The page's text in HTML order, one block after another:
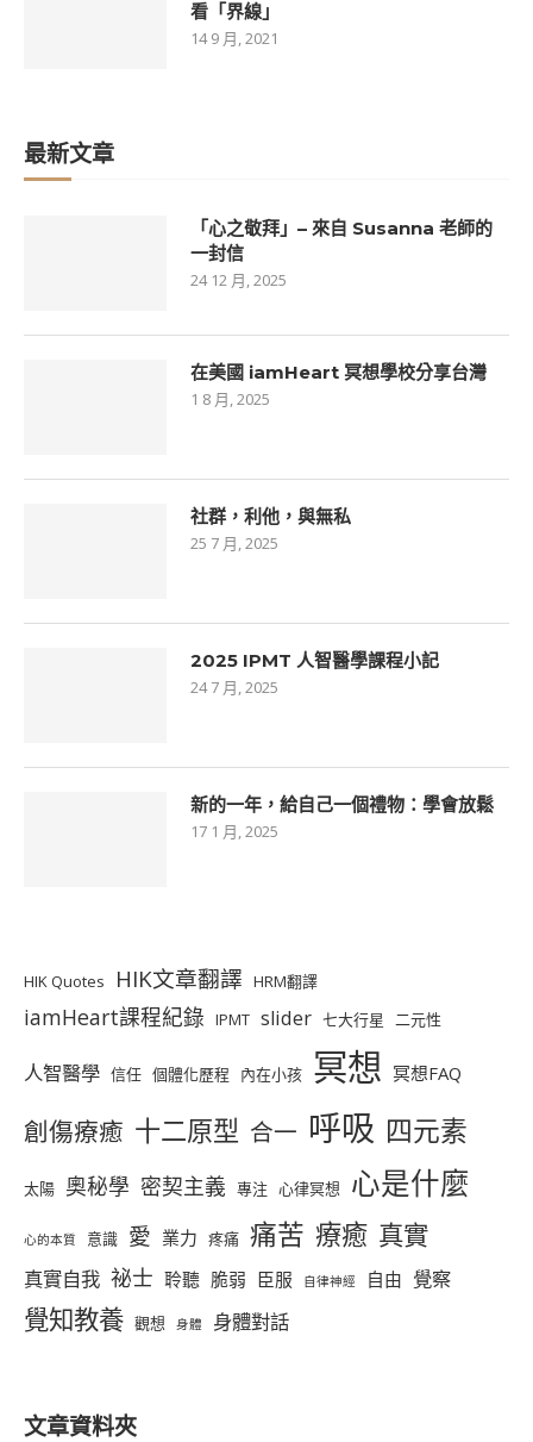
看「界線」
14 9 月, 2021
最新文章
「心之敬拜」– 來自 Susanna 老師的
一封信
24 12 月, 2025
在美國 iamHeart 冥想學校分享台灣
1 8 月, 2025
社群，利他，與無私
25 7 月, 2025
2025 IPMT 人智醫學課程小記
24 7 月, 2025
新的一年，給自己一個禮物：學會放鬆
17 1 月, 2025
HIK Quotes HIK文章翻譯 HRM翻譯
iamHeart課程紀錄 IPMT slider 七大行星 二元性
人智醫學 信任 個體化歷程 內在小孩 冥想 冥想FAQ
創傷療癒 十二原型 合一 呼吸 四元素
太陽 奧秘學 密契主義 專注 心律冥想 心是什麼
心的本質 意識 愛 業力 疼痛 痛苦 療癒 真實
真實自我 祕士 聆聽 脆弱 臣服 自律神經 自由 覺察
覺知教養 觀想 身體 身體對話
文章資料夾